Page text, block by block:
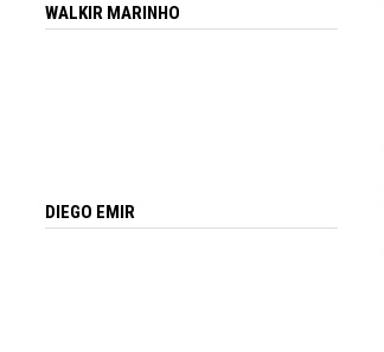
WALKIR MARINHO
DIEGO EMIR